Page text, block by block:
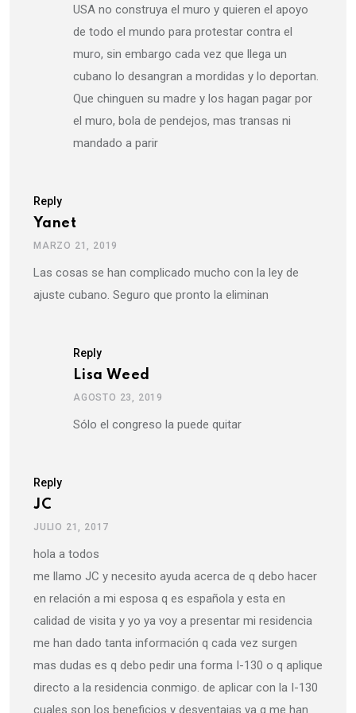
USA no construya el muro y quieren el apoyo
de todo el mundo para protestar contra el
muro, sin embargo cada vez que llega un
cubano lo desangran a mordidas y lo deportan.
Que chinguen su madre y los hagan pagar por
el muro, bola de pendejos, mas transas ni
mandado a parir
Reply
Yanet
MARZO 21, 2019
Las cosas se han complicado mucho con la ley de
ajuste cubano. Seguro que pronto la eliminan
Reply
Lisa Weed
AGOSTO 23, 2019
Sólo el congreso la puede quitar
Reply
JC
JULIO 21, 2017
hola a todos
me llamo JC y necesito ayuda acerca de q debo hacer
en relación a mi esposa q es española y esta en
calidad de visita y yo ya voy a presentar mi residencia
me han dado tanta información q cada vez surgen
mas dudas es q debo pedir una forma I-130 o q aplique
directo a la residencia conmigo. de aplicar con la I-130
cuales son los beneficios y desventajas ya q me han